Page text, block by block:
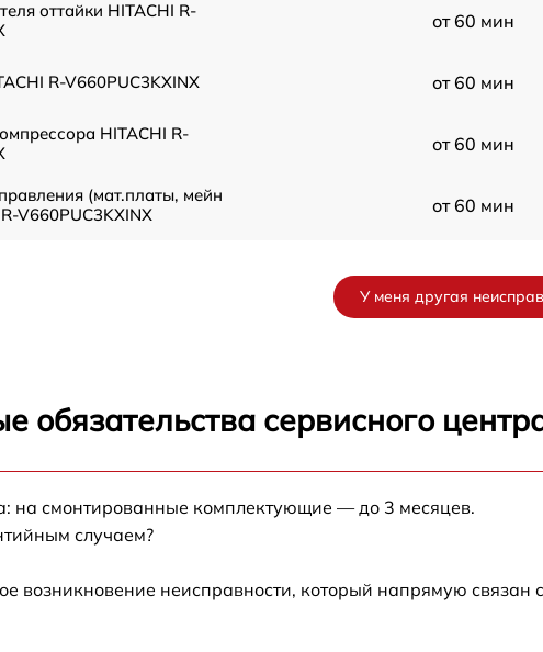
оттайки HITACHI R-
от 60 мин
R-V660PUC3KXINX от 60 мин
HITACHI R-
от 60 мин
(мат.платы, мейн
V660PUC3KXINX
от 60 мин
HITACHI R-
от 60 мин
трубопровода HITACHI R-
У меня другая
обязательства сервисного
на смонтированные комплектующие — до 3 месяцев.
случаем?
возникновение неисправности, который напрямую